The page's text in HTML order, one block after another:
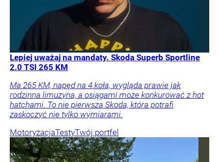
Lepiej uważaj na mandaty. Skoda Superb Sportline
2.0 TSI 265 KM
Ma 265 KM, napęd na 4 koła, wygląda prawie jak
rodzinna limuzyna, a osiągami może konkurować z hot
hatchami. To nie pierwsza Skoda, która potrafi
zaskoczyć nie tylko wymiarami.
MotoryzacjaTestyTwój portfel